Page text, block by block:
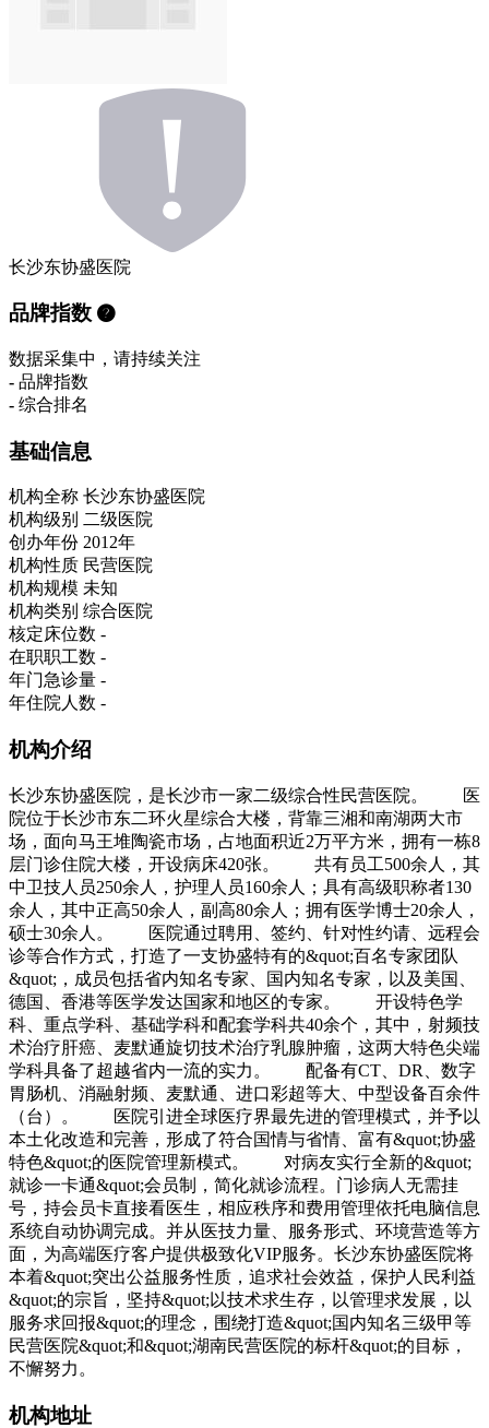
长沙东协盛医院
品牌指数
数据采集中，请持续关注
- 品牌指数
- 综合排名
基础信息
机构全称 长沙东协盛医院
机构级别 二级医院
创办年份 2012年
机构性质 民营医院
机构规模 未知
机构类别 综合医院
核定床位数 -
在职职工数 -
年门急诊量 -
年住院人数 -
机构介绍
长沙东协盛医院，是长沙市一家二级综合性民营医院。 医
院位于长沙市东二环火星综合大楼，背靠三湘和南湖两大市
场，面向马王堆陶瓷市场，占地面积近2万平方米，拥有一栋8
层门诊住院大楼，开设病床420张。 共有员工500余人，其
中卫技人员250余人，护理人员160余人；具有高级职称者130
余人，其中正高50余人，副高80余人；拥有医学博士20余人，
硕士30余人。 医院通过聘用、签约、针对性约请、远程会
诊等合作方式，打造了一支协盛特有的&quot;百名专家团队
&quot;，成员包括省内知名专家、国内知名专家，以及美国、
德国、香港等医学发达国家和地区的专家。 开设特色学
科、重点学科、基础学科和配套学科共40余个，其中，射频技
术治疗肝癌、麦默通旋切技术治疗乳腺肿瘤，这两大特色尖端
学科具备了超越省内一流的实力。 配备有CT、DR、数字
胃肠机、消融射频、麦默通、进口彩超等大、中型设备百余件
（台）。 医院引进全球医疗界最先进的管理模式，并予以
本土化改造和完善，形成了符合国情与省情、富有&quot;协盛
特色&quot;的医院管理新模式。 对病友实行全新的&quot;
就诊一卡通&quot;会员制，简化就诊流程。门诊病人无需挂
号，持会员卡直接看医生，相应秩序和费用管理依托电脑信息
系统自动协调完成。并从医技力量、服务形式、环境营造等方
面，为高端医疗客户提供极致化VIP服务。长沙东协盛医院将
本着&quot;突出公益服务性质，追求社会效益，保护人民利益
&quot;的宗旨，坚持&quot;以技术求生存，以管理求发展，以
服务求回报&quot;的理念，围绕打造&quot;国内知名三级甲等
民营医院&quot;和&quot;湖南民营医院的标杆&quot;的目标，
不懈努力。
机构地址